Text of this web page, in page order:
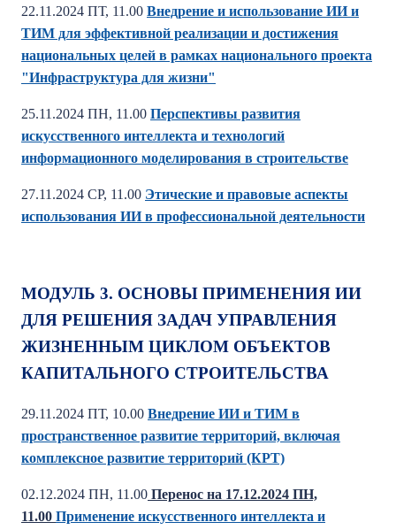
22.11.2024 ПТ, 11.00 Внедрение и использование ИИ и
ТИМ для эффективной реализации и достижения
национальных целей в рамках национального проекта
"Инфраструктура для жизни"
25.11.2024 ПН, 11.00 Перспективы развития
искусственного интеллекта и технологий
информационного моделирования в строительстве
27.11.2024 СР, 11.00 Этические и правовые аспекты
использования ИИ в профессиональной деятельности
МОДУЛЬ 3. ОСНОВЫ ПРИМЕНЕНИЯ ИИ
ДЛЯ РЕШЕНИЯ ЗАДАЧ УПРАВЛЕНИЯ
ЖИЗНЕННЫМ ЦИКЛОМ ОБЪЕКТОВ
КАПИТАЛЬНОГО СТРОИТЕЛЬСТВА
29.11.2024 ПТ, 10.00 Внедрение ИИ и ТИМ в
пространственное развитие территорий, включая
комплексное развитие территорий (КРТ)
02.12.2024 ПН, 11.00 Перенос на 17.12.2024 ПН,
11.00 Применение искусственного интеллекта и